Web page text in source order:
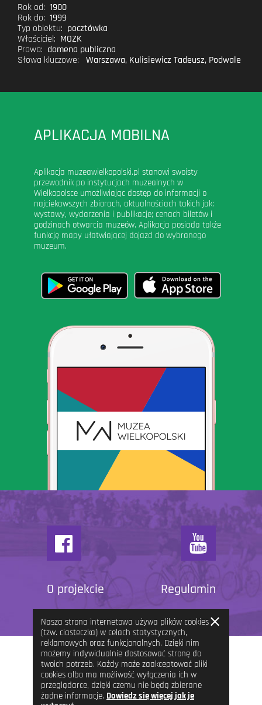
Rok od: 1900
Rok do: 1999
Typ obiektu: pocztówka
Właściciel: MOZK
Prawa: domena publiczna
Słowa kluczowe:
Warszawa, Kulisiewicz Tadeusz, Podwale
APLIKACJA MOBILNA
Aplikacja muzeawielkopolski.pl stanowi swoisty
przewodnik po instytucjach muzealnych w
Wielkopolsce umożliwiając dostęp do informacji o
najciekawszych zbiorach, aktualnościach takich jak:
wystawy, wydarzenia i publikacje; cenach biletów i
godzinach otwarcia muzeów. Aplikacja posiada także
funkcję mapy ułatwiającej dojazd do wybranego
muzeum.
O projekcie Regulamin
Nasza strona internetowa używa plików cookies
(tzw. ciasteczka) w celach statystycznych,
reklamowych oraz funkcjonalnych. Dzięki nim
możemy indywidualnie dostosować stronę do
twoich potrzeb. Każdy może zaakceptować pliki
cookies albo ma możliwość wyłączenia ich w
przeglądarce, dzięki czemu nie będą zbierane
żadne informacje. Dowiedz się więcej jak je